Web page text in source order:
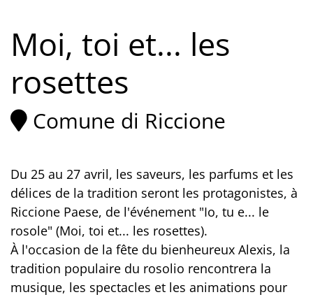
Moi, toi et... les
rosettes
Comune di Riccione
Du 25 au 27 avril, les saveurs, les parfums et les
délices de la tradition seront les protagonistes, à
Riccione Paese, de l'événement "Io, tu e... le
rosole" (Moi, toi et... les rosettes).
À l'occasion de la fête du bienheureux Alexis, la
tradition populaire du rosolio rencontrera la
musique, les spectacles et les animations pour